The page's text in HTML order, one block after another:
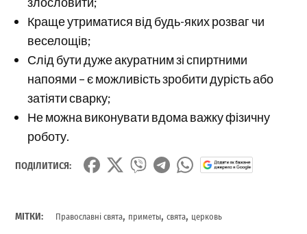
Краще утриматися від будь-яких розваг чи
веселощів;
Слід бути дуже акуратним зі спиртними
напоями – є можливість зробити дурість або
затіяти сварку;
Не можна виконувати вдома важку фізичну
роботу.
ПОДІЛИТИСЯ:
МІТКИ: Православні свята, приметы,свята, церковь